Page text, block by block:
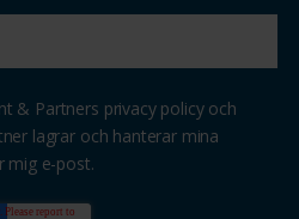
& Partners privacy policy och
lagrar och hanterar mina
mig e-post.